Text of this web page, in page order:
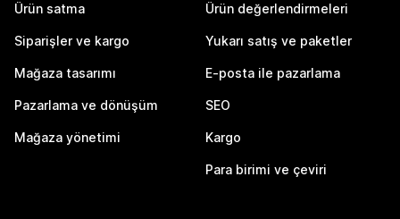
Ürün satma
Siparişler ve kargo
Mağaza tasarımı
Pazarlama ve dönüşüm
Mağaza yönetimi
Ürün değerlendirmeleri
Yukarı satış ve paketler
E-posta ile pazarlama
SEO
Kargo
Para birimi ve çeviri